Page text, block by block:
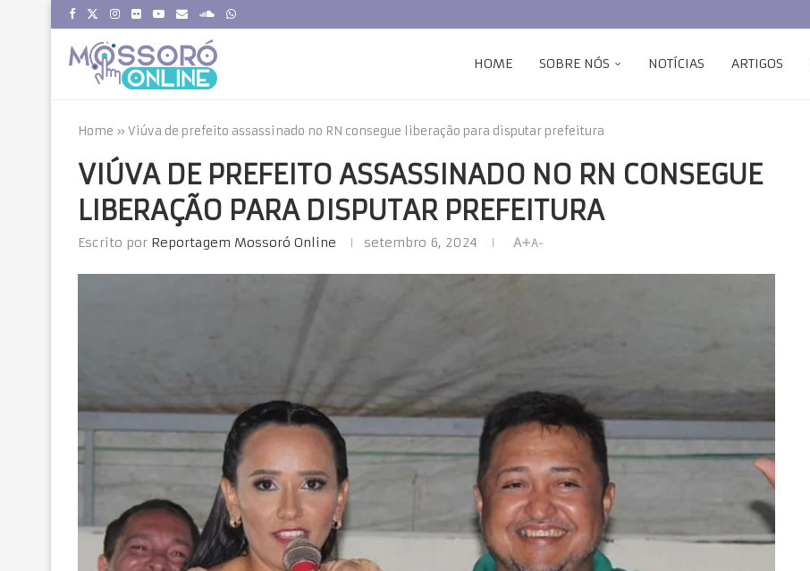
HOME SOBRE NÓS NOTÍCIAS ARTIGOS
Home » Viúva de prefeito assassinado no RN consegue liberação para disputar prefeitura
VIÚVA DE PREFEITO ASSASSINADO NO RN CONSEGUE
LIBERAÇÃO PARA DISPUTAR PREFEITURA
Escrito por Reportagem Mossoró Online setembro 6, 2024 A+A-